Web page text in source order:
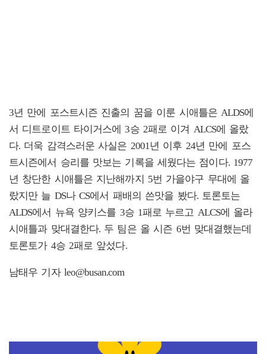
3년 만에 포스트시즌 진출의 꿈을 이룬 시애틀은 ALDS에
서 디트로이트 타이거스에 3승 2패로 이겨 ALCS에 올랐
다. 더욱 감격스러운 사실은 2001년 이후 24년 만에 포스
트시즌에서 승리를 맛보는 기록을 세웠다는 점이다. 1977
년 창단한 시애틀은 지난해까지 5번 가을야구 무대에 올
랐지만 늘 DS나 CS에서 패배의 쓴맛을 봤다. 토론토는
ALDS에서 뉴욕 양키스를 3승 1패로 누르고 ALCS에 올라
시애틀과 맞대결한다. 두 팀은 올 시즌 6번 맞대결했는데
토론토가 4승 2패로 앞섰다.
남태우 기자 leo@busan.com